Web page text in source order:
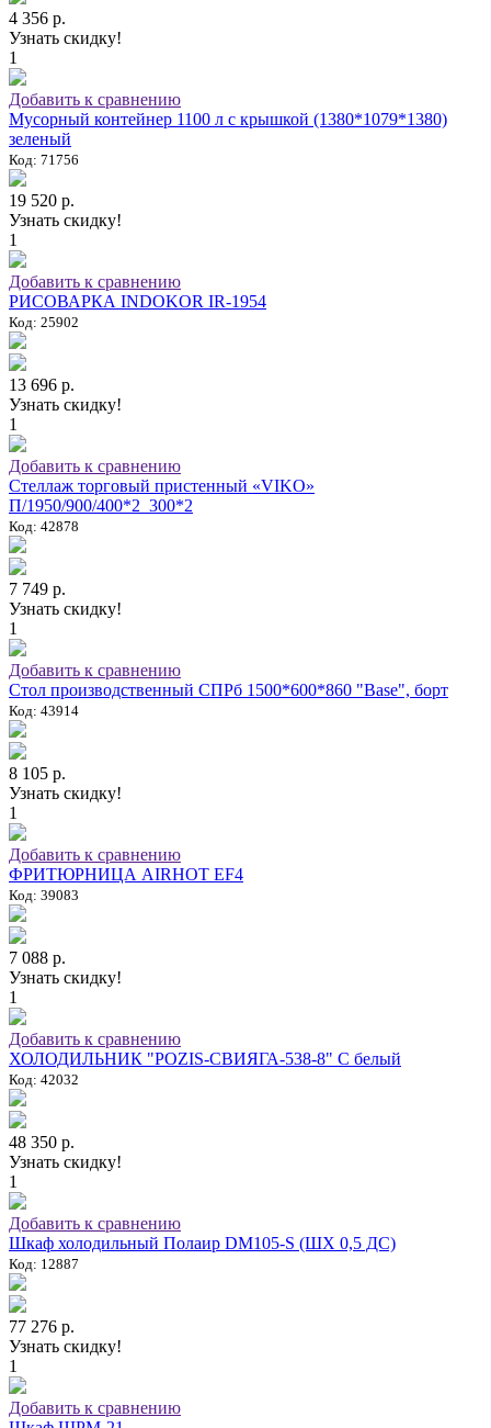
4 356 р.
Узнать скидку!
1
Добавить к сравнению
Мусорный контейнер 1100 л с крышкой (1380*1079*1380)
зеленый
Код: 71756
19 520 р.
Узнать скидку!
1
Добавить к сравнению
РИСОВАРКА INDOKOR IR-1954
Код: 25902
13 696 р.
Узнать скидку!
1
Добавить к сравнению
Стеллаж торговый пристенный «VIKO»
П/1950/900/400*2_300*2
Код: 42878
7 749 р.
Узнать скидку!
1
Добавить к сравнению
Стол производственный СПРб 1500*600*860 "Base", борт
Код: 43914
8 105 р.
Узнать скидку!
1
Добавить к сравнению
ФРИТЮРНИЦА AIRHOT EF4
Код: 39083
7 088 р.
Узнать скидку!
1
Добавить к сравнению
ХОЛОДИЛЬНИК "POZIS-СВИЯГА-538-8" C белый
Код: 42032
48 350 р.
Узнать скидку!
1
Добавить к сравнению
Шкаф холодильный Полаир DM105-S (ШХ 0,5 ДС)
Код: 12887
77 276 р.
Узнать скидку!
1
Добавить к сравнению